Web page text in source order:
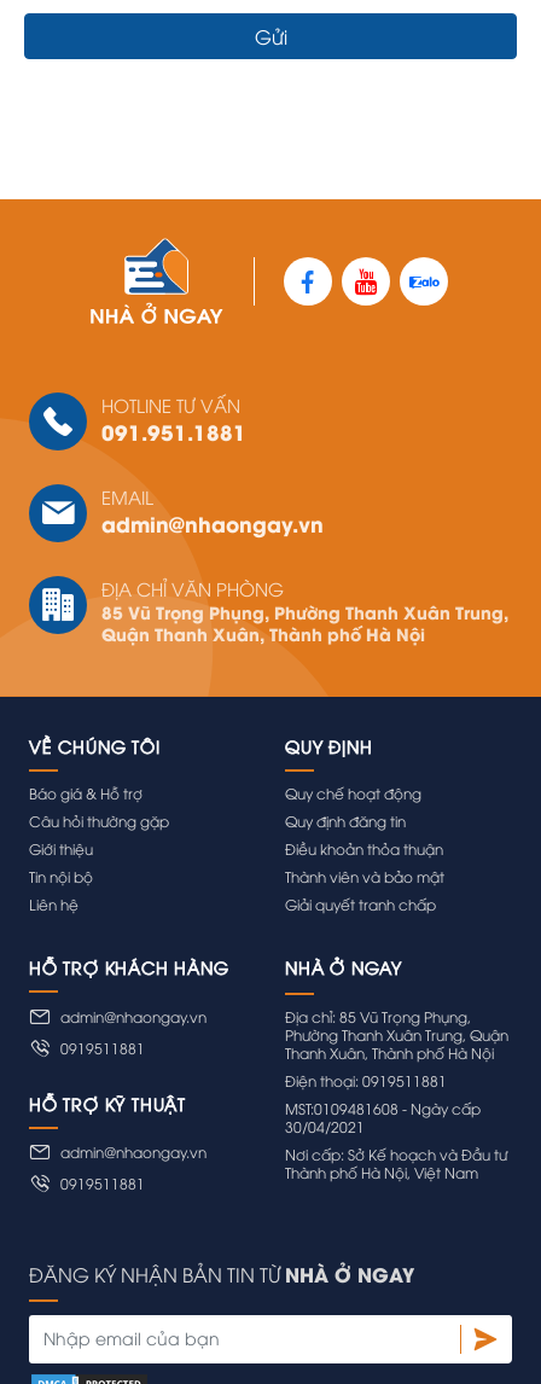
Gửi
HOTLINE TƯ VẤN
091.951.1881
EMAIL
admin@nhaongay.vn
ĐỊA CHỈ VĂN PHÒNG
85 Vũ Trọng Phụng, Phường Thanh Xuân Trung,
Quận Thanh Xuân, Thành phố Hà Nội
VỀ CHÚNG TÔI
Báo giá & Hỗ trợ
Câu hỏi thường gặp
Giới thiệu
Tin nội bộ
Liên hệ
QUY ĐỊNH
Quy chế hoạt động
Quy định đăng tin
Điều khoản thỏa thuận
Thành viên và bảo mật
Giải quyết tranh chấp
HỖ TRỢ KHÁCH HÀNG
admin@nhaongay.vn
0919511881
HỖ TRỢ KỸ THUẬT
admin@nhaongay.vn
0919511881
Địa chỉ: 85 Vũ Trọng Phụng,
Phường Thanh Xuân Trung, Quận
Thanh Xuân, Thành phố Hà Nội
Điện thoại: 0919511881
MST:0109481608 - Ngày cấp
30/04/2021
Nơi cấp: Sở Kế hoạch và Đầu tư
Thành phố Hà Nội, Việt Nam
ĐĂNG KÝ NHẬN BẢN TIN TỪNHÀ Ở NGAY